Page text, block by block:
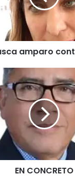
amparo
EN CONCRETO